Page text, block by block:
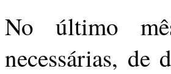
No último
necessárias, de